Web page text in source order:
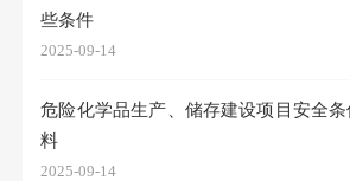
些条件
2025-09-14
危险化学品生产、储存建设项目安全
料
2025-09-14